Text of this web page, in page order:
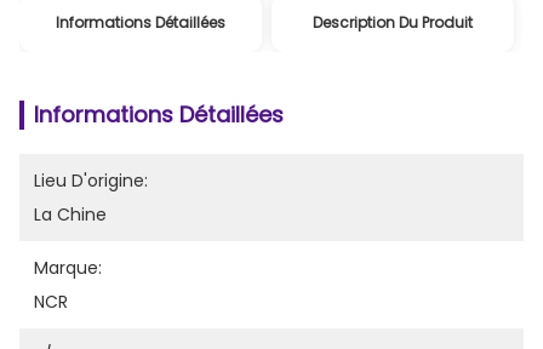
Informations Détaillées Description Du Produit
Informations Détaillées
Lieu D'origine:
La Chine
Marque:
NCR